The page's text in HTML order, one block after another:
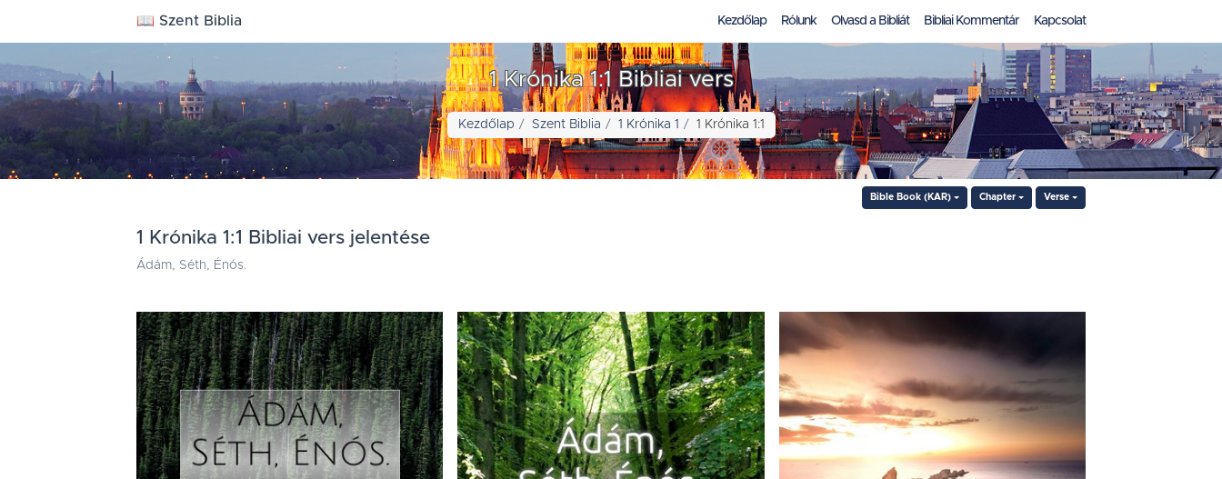
📖 Szent Biblia Kezdőlap Rólunk Olvasd a Bibliát Bibliai Kommentár Kapcsolat
1 Krónika 1:1 Bibliai vers
Kezdőlap Szent Biblia 1 Krónika 1 1 Krónika 1:1
Bible Book (KAR) Chapter Verse
1 Krónika 1:1 Bibliai vers jelentése
Ádám, Séth, Énós.